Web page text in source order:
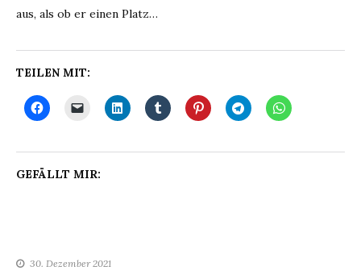
aus, als ob er einen Platz…
TEILEN MIT:
GEFÄLLT MIR:
30. Dezember 2021